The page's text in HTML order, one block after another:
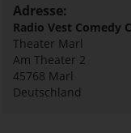
Adresse:
Radio Vest Comedy
Theater Marl
Am Theater 2
45768 Marl
Deutschland